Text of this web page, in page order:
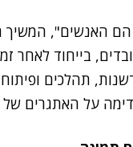
האנשים", המשיך
בייחוד לאחר
תהלכים
על האתגרים